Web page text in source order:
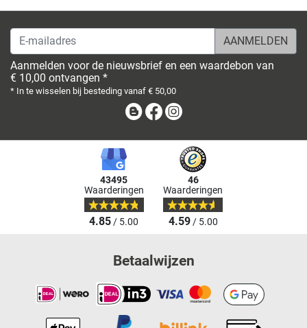
E-mailadres
Aanmelden voor de nieuwsbrief en een waardebon van
€ 10,00 ontvangen *
* In te wisselen bij besteding vanaf € 50,00
BlogFacebook
43495
Waarderingen
4.85/ 5.00
46
Waarderingen
4.59/ 5.00
Betaalwijzen